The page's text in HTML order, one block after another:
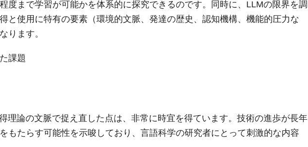
度まで学習が可能かを体系的に探究できるのです。同時に、LLMの限界を調
と使用に特有の要素（環境的文脈、発達の歴史、認知機構、機能的圧力な
ります。
課題
理論の文脈で捉え直した点は、非常に時宜を得ています。技術の進歩が長年
もたらす可能性を示唆しており、言語科学の研究者にとって刺激的な内容